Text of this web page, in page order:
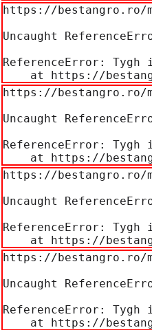
https://bestangro.ro/
Uncaught
ReferenceError:
at https://
https://bestangro.ro/
Uncaught
ReferenceError:
at https://
https://bestangro.ro/
Uncaught
ReferenceError:
at https://
https://bestangro.ro/
Uncaught
ReferenceError:
at https://